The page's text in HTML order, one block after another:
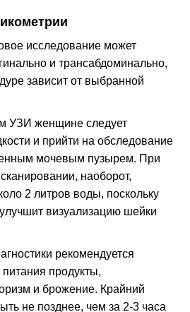
исследование может
и трансабдоминально,
зависит от выбранной
УЗИ женщине следует
и прийти на обследование
мочевым пузырем. При
наоборот,
2 литров воды, поскольку
визуализацию шейки
рекомендуется
продукты,
и брожение. Крайний
не позднее, чем за 2-3 часа